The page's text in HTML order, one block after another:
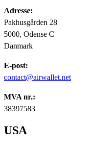
Adresse:
Pakhusgården 28
5000, Odense C
Danmark
E-post:
contact@airwallet.net
MVA nr.:
38397583
USA